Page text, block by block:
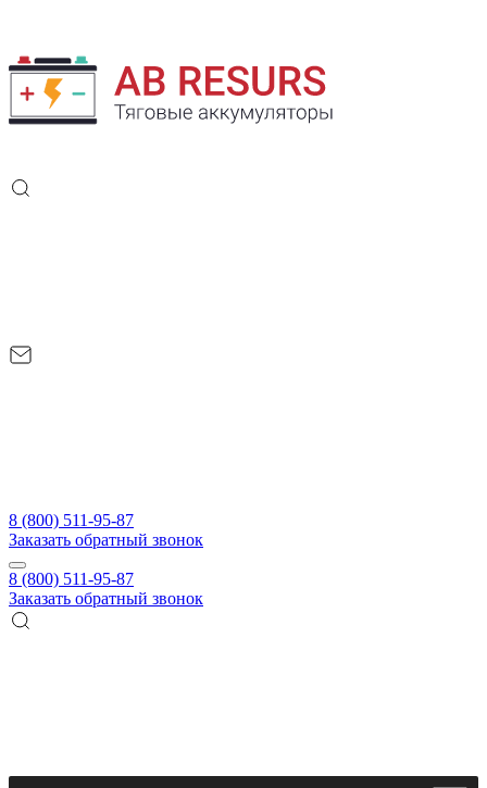
8 (800) 511-95-87
Заказать обратный звонок
8 (800) 511-95-87
Заказать обратный звонок